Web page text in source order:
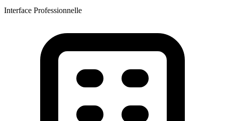
Interface Professionnelle